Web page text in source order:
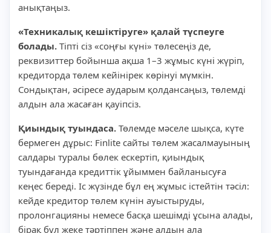
анықтаңыз.
«Техникалық кешіктіруге» қалай түспеуге
болады. Тіпті сіз «соңғы күні» төлесеңіз де,
реквизиттер бойынша ақша 1–3 жұмыс күні жүріп,
кредиторда төлем кейінірек көрінуі мүмкін.
Сондықтан, әсіресе аударым қолдансаңыз, төлемді
алдын ала жасаған қауіпсіз.
Қиындық туындаса. Төлемде мәселе шықса, күте
бермеген дұрыс: Finlite сайты төлем жасалмауының
салдары туралы бөлек ескертіп, қиындық
туындағанда кредиттік ұйыммен байланысуға
кеңес береді. Іс жүзінде бұл ең жұмыс істейтін тәсіл:
кейде кредитор төлем күнін ауыстыруды,
пролонгацияны немесе басқа шешімді ұсына алады,
бірақ бұл жеке тәртіппен және алдын ала